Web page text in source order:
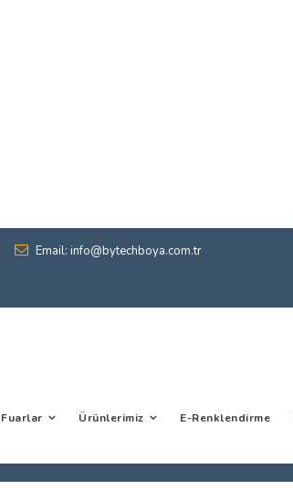
Email: info@bytechboya.com.tr
Fuarlar Ürünlerimiz E-Renklendirme